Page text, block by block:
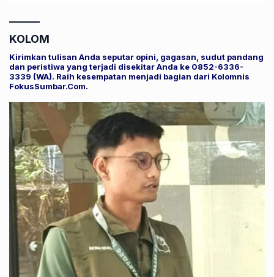
KOLOM
Kirimkan tulisan Anda seputar opini, gagasan, sudut pandang
dan peristiwa yang terjadi disekitar Anda ke 0852-6336-
3339 (WA). Raih kesempatan menjadi bagian dari Kolomnis
FokusSumbar.Com.